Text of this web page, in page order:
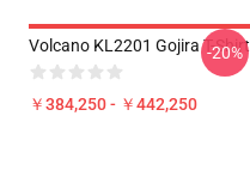
Volcano KL2201 Gojira T-Shirt
￥384,250 - ￥442,250
-20%